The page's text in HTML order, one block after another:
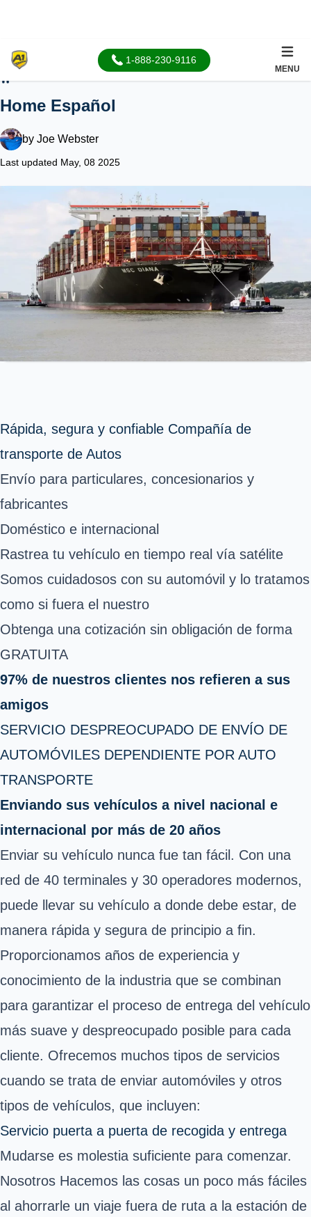
1-888-230-9116
MENU
Home Español
by Joe Webster
Last updated May, 08 2025
Rápida, segura y confiable Compañía de
transporte de Autos
Envío para particulares, concesionarios y
fabricantes
Doméstico e internacional
Rastrea tu vehículo en tiempo real vía satélite
Somos cuidadosos con su automóvil y lo tratamos
como si fuera el nuestro
Obtenga una cotización sin obligación de forma
GRATUITA
97% de nuestros clientes nos refieren a sus
amigos
SERVICIO DESPREOCUPADO DE ENVÍO DE
AUTOMÓVILES DEPENDIENTE POR AUTO
TRANSPORTE
Enviando sus vehículos a nivel nacional e
internacional por más de 20 años
Enviar su vehículo nunca fue tan fácil. Con una
red de 40 terminales y 30 operadores modernos,
puede llevar su vehículo a donde debe estar, de
manera rápida y segura de principio a fin.
Proporcionamos años de experiencia y
conocimiento de la industria que se combinan
para garantizar el proceso de entrega del vehículo
más suave y despreocupado posible para cada
cliente. Ofrecemos muchos tipos de servicios
cuando se trata de enviar automóviles y otros
tipos de vehículos, que incluyen:
Servicio puerta a puerta de recogida y entrega
Mudarse es molestia suficiente para comenzar.
Nosotros Hacemos las cosas un poco más fáciles
al ahorrarle un viaje fuera de ruta a la estación de